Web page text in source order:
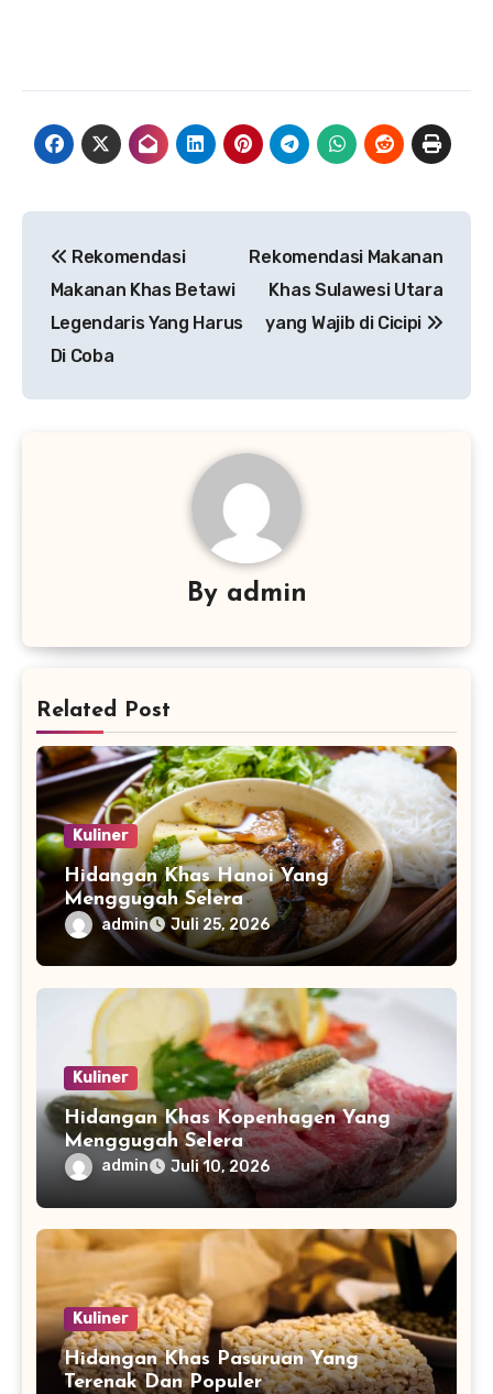
pos
Rekomendasi
Makanan Khas Betawi
Legendaris Yang Harus
Di Coba
Rekomendasi Makanan
Khas Sulawesi Utara
yang Wajib di Cicipi
By admin
Related Post
Kuliner
Hidangan Khas Hanoi Yang
Menggugah Selera
admin Juli 25, 2026
Kuliner
Hidangan Khas Kopenhagen Yang
Menggugah Selera
admin Juli 10, 2026
Kuliner
Hidangan Khas Pasuruan Yang
Terenak Dan Populer